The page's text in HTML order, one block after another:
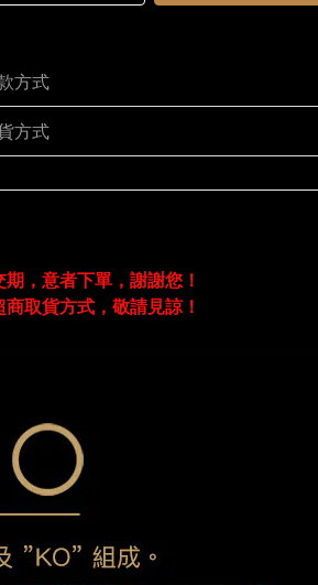
方式
方式
，意者下單，謝謝您！
取貨方式，敬請見諒！